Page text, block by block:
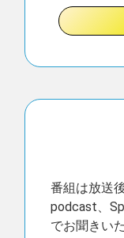
番組は放送
podcast、
でお聞きい